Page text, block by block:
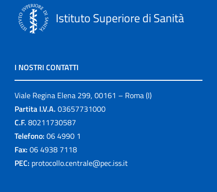
Istituto Superiore di Sanità
I NOSTRI CONTATTI
Viale Regina Elena 299, 00161 – Roma (I)
Partita I.V.A. 03657731000
C.F. 80211730587
Telefono: 06 4990 1
Fax: 06 4938 7118
PEC: protocollo.centrale@pec.iss.it